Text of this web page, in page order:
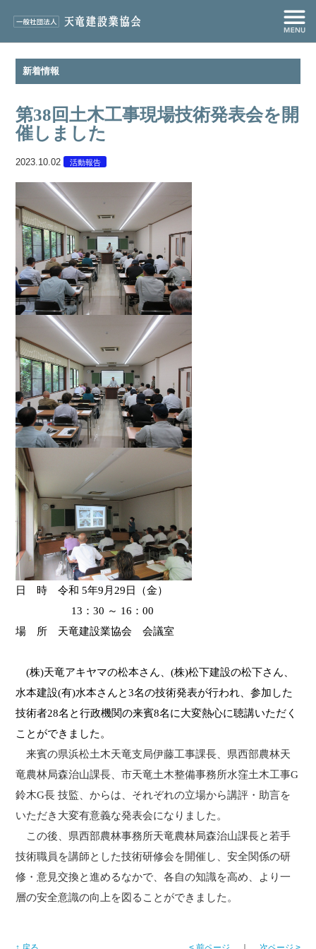
新着情報
第38回土木工事現場技術発表会を開
催しました
2023.10.02 活動報告
日 時 令和 5年9月29日（金）
13 ：30 ～ 16：00
場 所 天竜建設業協会 会議室
(株)天竜アキヤマの松本さん、(株)松下建設の松下さん、
水本建設(有)水本さんと3名の技術発表が行われ、参加した
技術者28名と行政機関の来賓8名に大変熱心に聴講いただく
ことができました。
来賓の県浜松土木天竜支局伊藤工事課長、県西部農林天
竜農林局森治山課長、市天竜土木整備事務所水窪土木工事G
鈴木G長 技監、からは、それぞれの立場から講評・助言を
いただき大変有意義な発表会になりました。
この後、県西部農林事務所天竜農林局森治山課長と若手
技術職員を講師とした技術研修会を開催し、安全関係の研
修・意見交換と進めるなかで、各自の知識を高め、より一
層の安全意識の向上を図ることができました。